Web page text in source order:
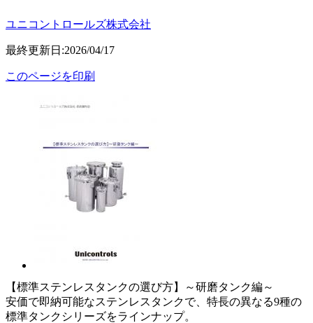
ユニコントロールズ株式会社
最終更新日:2026/04/17
このページを印刷
【標準ステンレスタンクの選び方】～研磨タンク編～
安価で即納可能なステンレスタンクで、特長の異なる9種の
標準タンクシリーズをラインナップ。